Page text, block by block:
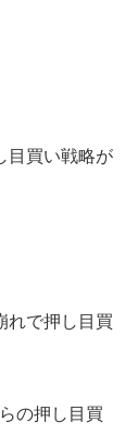
目買い戦略が
れで押し目買
の押し目買